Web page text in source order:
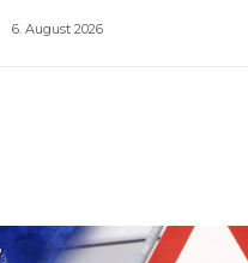
6. August 2026